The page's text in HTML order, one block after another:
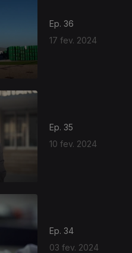
Ep. 36
17 fev. 2024
Ep. 35
10 fev. 2024
Ep. 34
03 fev. 2024